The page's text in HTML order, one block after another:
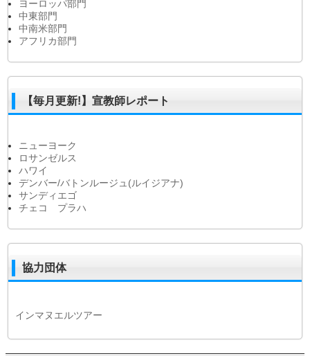
ヨーロッパ部門
中東部門
中南米部門
アフリカ部門
【毎月更新!】宣教師レポート
ニューヨーク
ロサンゼルス
ハワイ
デンバー/バトンルージュ(ルイジアナ)
サンディエゴ
チェコ プラハ
協力団体
インマヌエルツアー